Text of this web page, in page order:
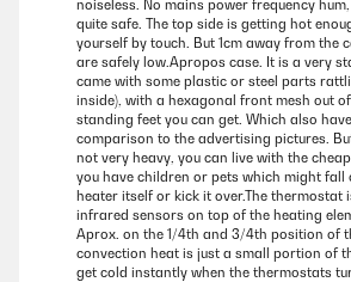
noiseless. No mains power frequency
quite safe. The top side is getting hot
yourself by touch. But 1cm away from the
are safely low.Apropos case. It is a very
came with some plastic or steel parts
inside), with a hexagonal front mesh out
standing feet you can get. Which also
comparison to the advertising pictures.
not very heavy, you can live with the
you have children or pets which might fall
heater itself or kick it over.The thermostat
infrared sensors on top of the heating
Aprox. on the 1/4th and 3/4th position of
convection heat is just a small portion of
get cold instantly when the thermostats